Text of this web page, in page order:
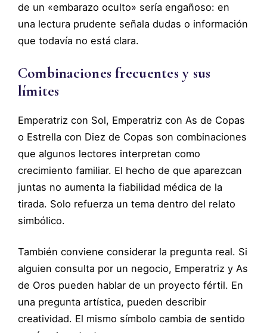
de un «embarazo oculto» sería engañoso: en
una lectura prudente señala dudas o información
que todavía no está clara.
Combinaciones frecuentes y sus
límites
Emperatriz con Sol, Emperatriz con As de Copas
o Estrella con Diez de Copas son combinaciones
que algunos lectores interpretan como
crecimiento familiar. El hecho de que aparezcan
juntas no aumenta la fiabilidad médica de la
tirada. Solo refuerza un tema dentro del relato
simbólico.
También conviene considerar la pregunta real. Si
alguien consulta por un negocio, Emperatriz y As
de Oros pueden hablar de un proyecto fértil. En
una pregunta artística, pueden describir
creatividad. El mismo símbolo cambia de sentido